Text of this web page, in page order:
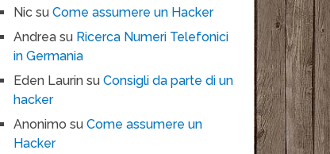
Nic suCome assumere un Hacker
Andrea su Ricerca Numeri Telefonici
in Germania
Eden Laurin suConsigli da parte di un
hacker
Anonimo suCome assumere un
Hacker